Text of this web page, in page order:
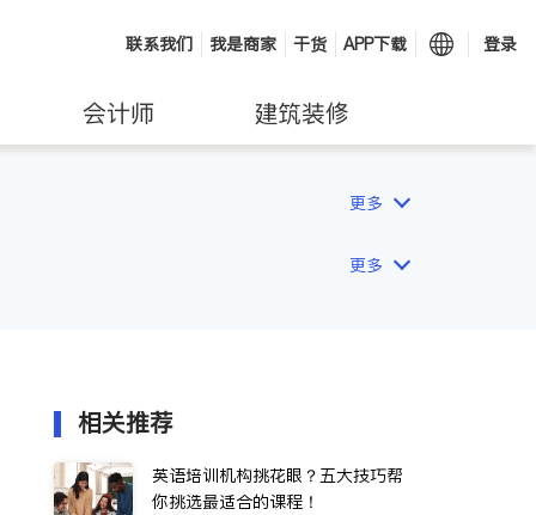
联系我们 我是商家 干货 APP下载 登录
会计师 建筑装修
更多
更多
相关推荐
英语培训机构挑花眼？五大技巧帮
你挑选最适合的课程！